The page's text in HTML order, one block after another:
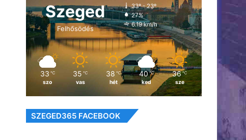
Szeged
Felhősödés
33º - 23º
27%
6.19 km/h
33 ℃
szo
35 ℃
vas
38 ℃
hét
40 ℃
ked
36 ℃
sze
SZEGED365 FACEBOOK